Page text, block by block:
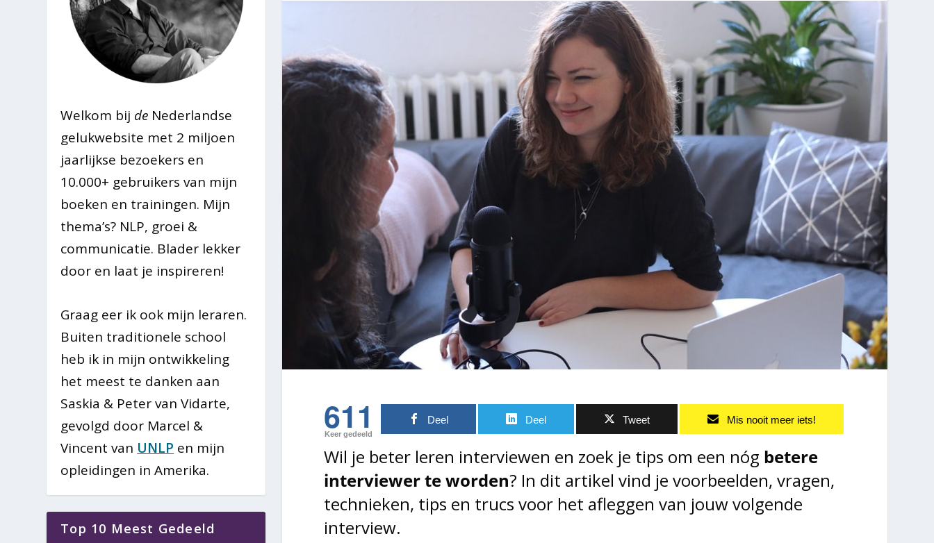
611
Keer gedeeld
Deel Deel Tweet Mis nooit meer iets!
Wil je beter leren interviewen en zoek je tips om een nóg betere
interviewer te worden? In dit artikel vind je voorbeelden, vragen,
technieken, tips en trucs voor het afleggen van jouw volgende
interview.
Welkom bij de Nederlandse
gelukwebsite met 2 miljoen
jaarlijkse bezoekers en
10.000+ gebruikers van mijn
boeken en trainingen. Mijn
thema’s? NLP, groei &
communicatie. Blader lekker
door en laat je inspireren!
Graag eer ik ook mijn leraren.
Buiten traditionele school
heb ik in mijn ontwikkeling
het meest te danken aan
Saskia & Peter van Vidarte,
gevolgd door Marcel &
Vincent van UNLP en mijn
opleidingen in Amerika.
Top 10 Meest Gedeeld